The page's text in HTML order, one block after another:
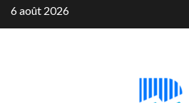
Aller
au
6 août 2026